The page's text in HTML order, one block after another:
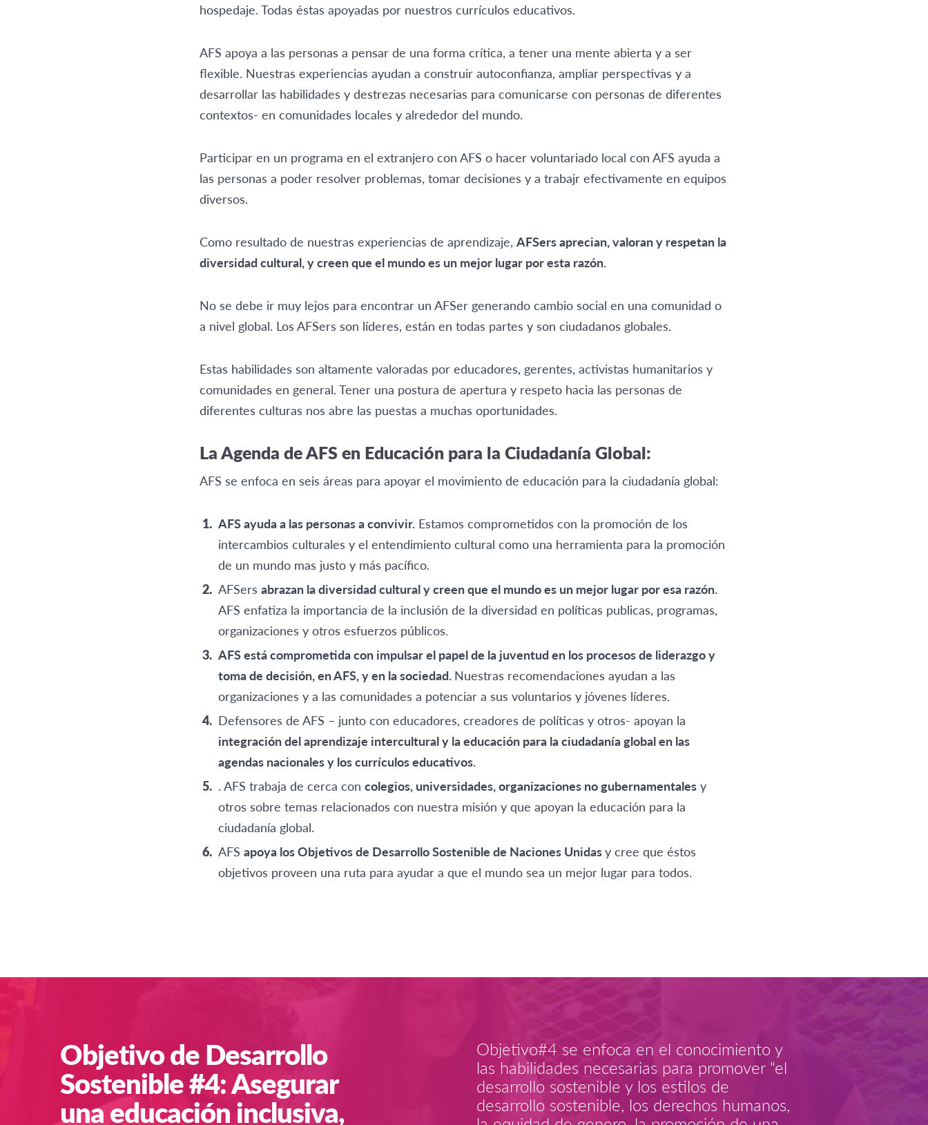
hospedaje. Todas éstas apoyadas por nuestros currículos educativos.
AFS apoya a las personas a pensar de una forma crítica, a tener una mente abierta y a ser
flexible. Nuestras experiencias ayudan a construir autoconfianza, ampliar perspectivas y a
desarrollar las habilidades y destrezas necesarias para comunicarse con personas de diferentes
contextos- en comunidades locales y alrededor del mundo.
Participar en un programa en el extranjero con AFS o hacer voluntariado local con AFS ayuda a
las personas a poder resolver problemas, tomar decisiones y a trabajr efectivamente en equipos
diversos.
Como resultado de nuestras experiencias de aprendizaje, AFSers aprecian, valoran y respetan la
diversidad cultural, y creen que el mundo es un mejor lugar por esta razón.
No se debe ir muy lejos para encontrar un AFSer generando cambio social en una comunidad o
a nivel global. Los AFSers son líderes, están en todas partes y son ciudadanos globales.
Estas habilidades son altamente valoradas por educadores, gerentes, activistas humanitarios y
comunidades en general. Tener una postura de apertura y respeto hacia las personas de
diferentes culturas nos abre las puestas a muchas oportunidades.
La Agenda de AFS en Educación para la Ciudadanía Global:
AFS se enfoca en seis áreas para apoyar el movimiento de educación para la ciudadanía global:
AFS ayuda a las personas a convivir.Estamos comprometidos con la promoción de los
intercambios culturales y el entendimiento cultural como una herramienta para la promoción
de un mundo mas justo y más pacífico.
AFSers abrazan la diversidad cultural y creen que el mundo es un mejor lugar por esa razón.
AFS enfatiza la importancia de la inclusión de la diversidad en políticas publicas, programas,
organizaciones y otros esfuerzos públicos.
AFS está comprometida con impulsar el papel de la juventud en los procesos de liderazgo y
toma de decisión, en AFS, y en la sociedad. Nuestras recomendaciones ayudan a las
organizaciones y a las comunidades a potenciar a sus voluntarios y jóvenes líderes.
Defensores de AFS – junto con educadores, creadores de políticas y otros- apoyan la
integración del aprendizaje intercultural y la educación para la ciudadanía global en las
agendas nacionales y los currículos educativos.
. AFS trabaja de cerca con colegios, universidades, organizaciones no gubernamentalesy
otros sobre temas relacionados con nuestra misión y que apoyan la educación para la
ciudadanía global.
AFS apoya los Objetivos de Desarrollo Sostenible de Naciones Unidasy cree que éstos
objetivos proveen una ruta para ayudar a que el mundo sea un mejor lugar para todos.
Objetivo de Desarrollo
Sostenible #4: Asegurar
una educación inclusiva,
Objetivo#4 se enfoca en el conocimiento y
las habilidades necesarias para promover “el
desarrollo sostenible y los estilos de
desarrollo sostenible, los derechos humanos,